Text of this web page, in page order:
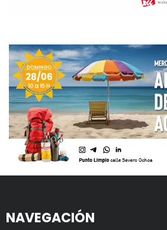
NAVEGACIÓN